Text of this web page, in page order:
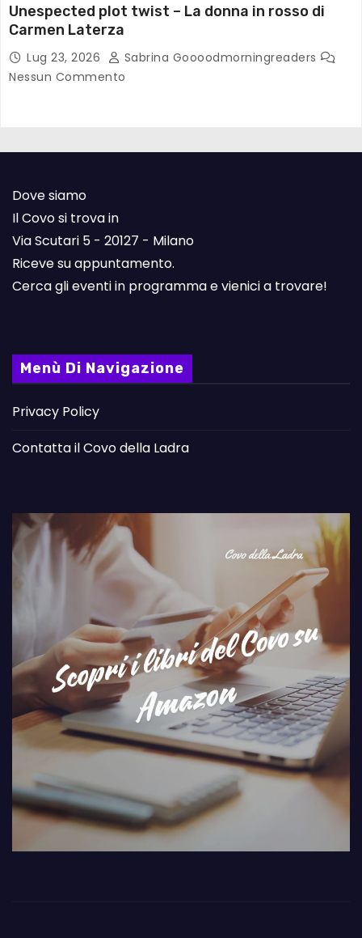
Unespected plot twist – La donna in rosso di
Carmen Laterza
Lug 23, 2026
Sabrina Goooodmorningreaders
Nessun Commento
Dove siamo
Il Covo si trova in
Via Scutari 5 - 20127 - Milano
Riceve su appuntamento.
Cerca gli eventi in programma e vienici a trovare!
Menù Di Navigazione
Privacy Policy
Contatta il Covo della Ladra